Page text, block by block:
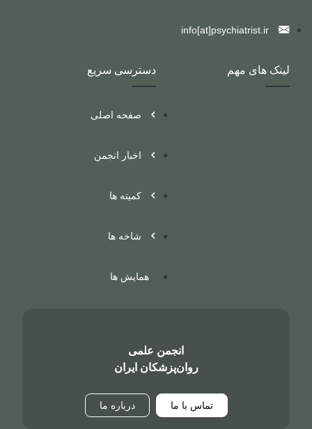
انجمن علمی
روان‌پزشکان ایران
تماس با ما درباره ما
دسترسی سریع
صفحه اصلی
اخبار انجمن
کمیته ها
شاخه ها
همایش ها
لینک های مهم
info[at]psychiatrist.ir